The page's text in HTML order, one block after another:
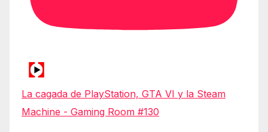
La cagada de PlayStation, GTA VI y la Steam
Machine - Gaming Room #130